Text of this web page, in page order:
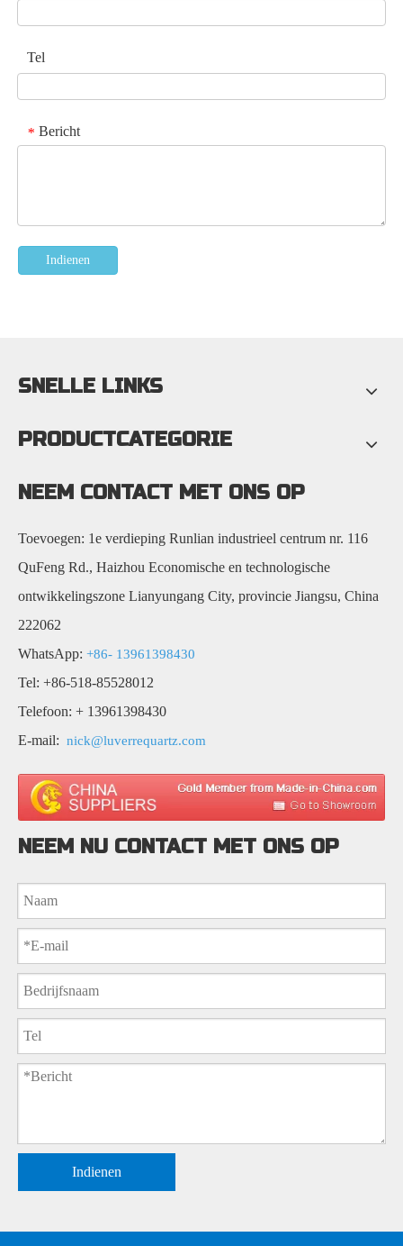
Tel
* Bericht
Indienen
SNELLE LINKS
PRODUCTCATEGORIE
NEEM CONTACT MET ONS OP
Toevoegen: 1e verdieping Runlian industrieel centrum nr. 116
QuFeng Rd., Haizhou Economische en technologische
ontwikkelingszone Lianyungang City, provincie Jiangsu, China
222062
WhatsApp: +86- 13961398430
Tel: +86-518-85528012
Telefoon: + 13961398430
E-mail: nick@luverrequartz.com
NEEM NU CONTACT MET ONS OP
Indienen